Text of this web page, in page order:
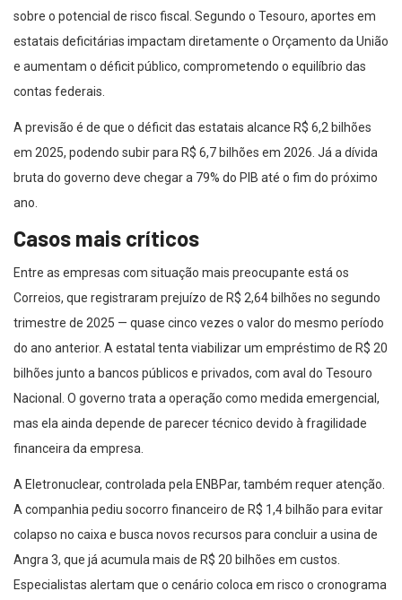
sobre o potencial de risco fiscal. Segundo o Tesouro, aportes em
estatais deficitárias impactam diretamente o Orçamento da União
e aumentam o déficit público, comprometendo o equilíbrio das
contas federais.
A previsão é de que o déficit das estatais alcance R$ 6,2 bilhões
em 2025, podendo subir para R$ 6,7 bilhões em 2026. Já a dívida
bruta do governo deve chegar a 79% do PIB até o fim do próximo
ano.
Casos mais críticos
Entre as empresas com situação mais preocupante está os
Correios, que registraram prejuízo de R$ 2,64 bilhões no segundo
trimestre de 2025 — quase cinco vezes o valor do mesmo período
do ano anterior. A estatal tenta viabilizar um empréstimo de R$ 20
bilhões junto a bancos públicos e privados, com aval do Tesouro
Nacional. O governo trata a operação como medida emergencial,
mas ela ainda depende de parecer técnico devido à fragilidade
financeira da empresa.
A Eletronuclear, controlada pela ENBPar, também requer atenção.
A companhia pediu socorro financeiro de R$ 1,4 bilhão para evitar
colapso no caixa e busca novos recursos para concluir a usina de
Angra 3, que já acumula mais de R$ 20 bilhões em custos.
Especialistas alertam que o cenário coloca em risco o cronograma